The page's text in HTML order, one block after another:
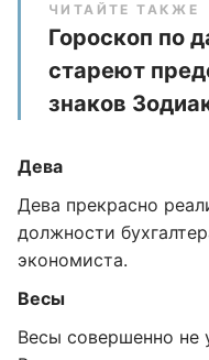
ЧИТАЙТЕ ТАКЖЕ
Гороскоп по
стареют
знаков
Дева
Дева прекрасно
должности
экономиста.
Весы
Весы совершенно не